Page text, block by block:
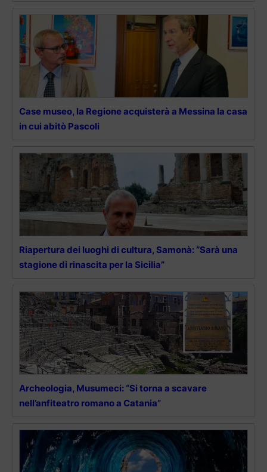
Case museo, la Regione acquisterà a Messina la casa
in cui abitò Pascoli
Riapertura dei luoghi di cultura, Samonà: “Sarà una
stagione di rinascita per la Sicilia”
Archeologia, Musumeci: “Si torna a scavare
nell’anfiteatro romano a Catania”